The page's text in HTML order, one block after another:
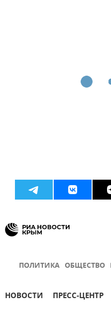
ПОЛИТИКА ОБЩЕСТВО
НОВОСТИ ПРЕСС-ЦЕНТР